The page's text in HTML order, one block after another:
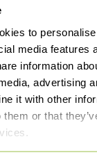
to
media features
information
advertising
it with other
them or that
Now Hang
420 € 329 €
Modello Expo